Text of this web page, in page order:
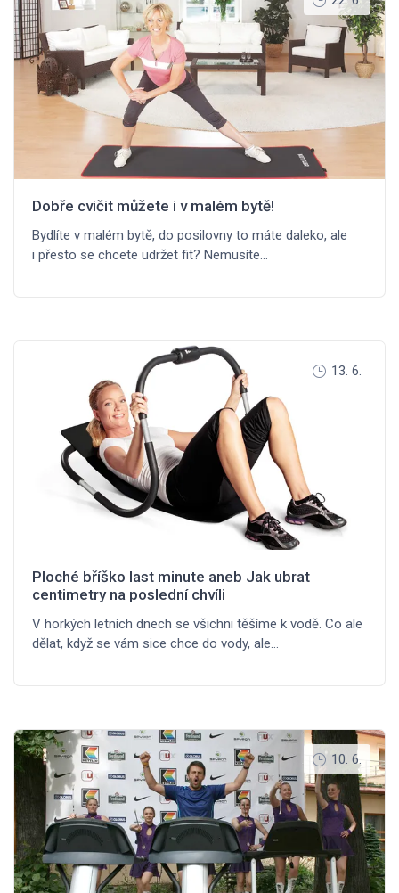
Dobře cvičit můžete i v malém bytě!
Bydlíte v malém bytě, do posilovny to máte daleko, ale
i přesto se chcete udržet fit? Nemusíte…
13. 6.
Ploché bříško last minute aneb Jak ubrat
centimetry na poslední chvíli
V horkých letních dnech se všichni těšíme k vodě. Co ale
dělat, když se vám sice chce do vody, ale…
10. 6.